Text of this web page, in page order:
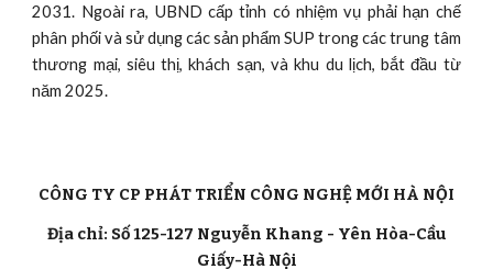
2031. Ngoài ra, UBND cấp tỉnh có nhiệm vụ phải hạn chế
phân phối và sử dụng các sản phẩm SUP trong các trung tâm
thương mại, siêu thị, khách sạn, và khu du lịch, bắt đầu từ
năm 2025.
CÔNG TY CP PHÁT TRIỂN CÔNG NGHỆ MỚI HÀ NỘI
Địa chỉ: Số 125-127 Nguyễn Khang - Yên Hòa-Cầu
Giấy-Hà Nội